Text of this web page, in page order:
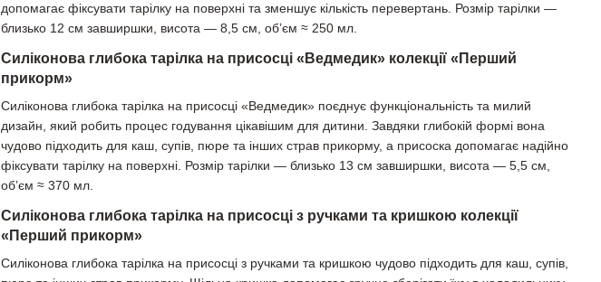
допомагає фіксувати тарілку на поверхні та зменшує кількість перевертань. Розмір тарілки —
близько 12 см завширшки, висота — 8,5 см, об’єм ≈ 250 мл.
Силіконова глибока тарілка на присосці «Ведмедик» колекції «Перший
прикорм»
Силіконова глибока тарілка на присосці «Ведмедик» поєднує функціональність та милий
дизайн, який робить процес годування цікавішим для дитини. Завдяки глибокій формі вона
чудово підходить для каш, супів, пюре та інших страв прикорму, а присоска допомагає надійно
фіксувати тарілку на поверхні. Розмір тарілки — близько 13 см завширшки, висота — 5,5 см,
об’єм ≈ 370 мл.
Силіконова глибока тарілка на присосці з ручками та кришкою колекції
«Перший прикорм»
Силіконова глибока тарілка на присосці з ручками та кришкою чудово підходить для каш, супів,